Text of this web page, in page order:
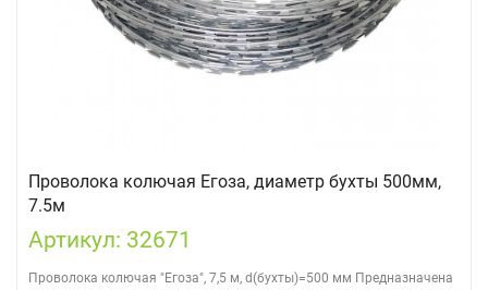
Проволока колючая Егоза, диаметр бухты 500мм,
7.5м
Артикул: 32671
Проволока колючая "Егоза", 7,5 м, d(бухты)=500 мм Предназначена